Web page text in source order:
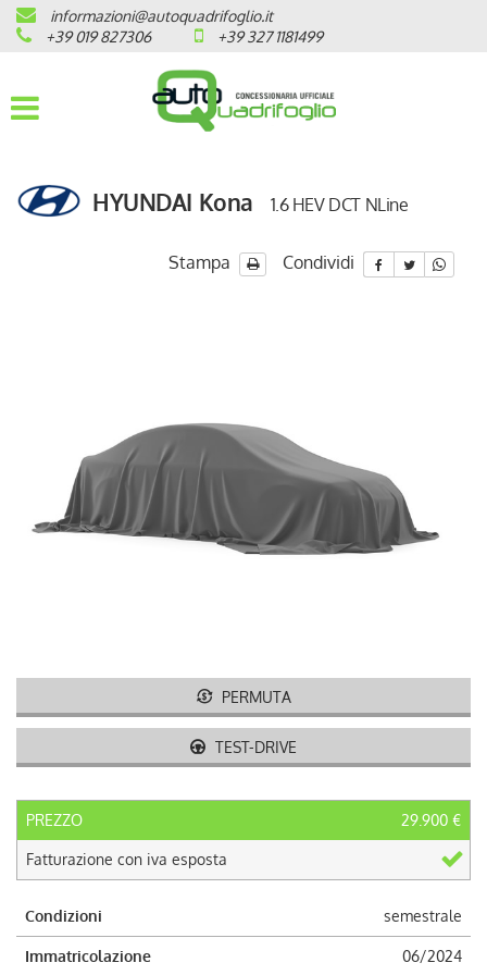
HOME
AZIENDA
OPEL
VEICOLI CON ECOBONUS
AUTO USATE
NEWS
AREA COMMERCIANTI
informazioni@autoquadrifoglio.it
+39 019 827306
+39 327 1181499
HYUNDAI Kona 1.6 HEV DCT NLine
Stampa Condividi
PERMUTA
TEST-DRIVE
PREZZO 29.900 €
Fatturazione con iva esposta
Condizioni semestrale
Immatricolazione 06/2024